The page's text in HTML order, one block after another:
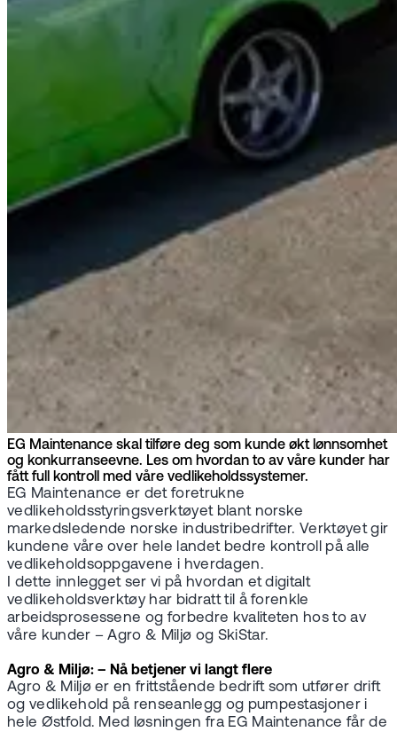
EG Maintenance skal tilføre deg som kunde økt lønnsomhet
og konkurranseevne. Les om hvordan to av våre kunder har
fått full kontroll med våre vedlikeholdssystemer.
EG Maintenance er det foretrukne
vedlikeholdsstyringsverktøyet blant norske
markedsledende norske industribedrifter. Verktøyet gir
kundene våre over hele landet bedre kontroll på alle
vedlikeholdsoppgavene i hverdagen.
I dette innlegget ser vi på hvordan et digitalt
vedlikeholdsverktøy har bidratt til å forenkle
arbeidsprosessene og forbedre kvaliteten hos to av
våre kunder – Agro & Miljø og SkiStar.
Agro & Miljø: – Nå betjener vi langt flere
Agro & Miljø er en frittstående bedrift som utfører drift
og vedlikehold på renseanlegg og pumpestasjoner i
hele Østfold. Med løsningen fra EG Maintenance får de